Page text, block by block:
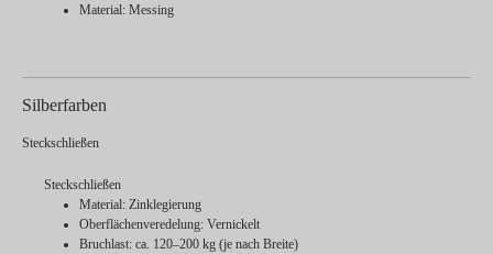
Material: Messing
Silberfarben
Steckschließen
Steckschließen
Material: Zinklegierung
Oberflächenveredelung: Vernickelt
Bruchlast: ca. 120–200 kg (je nach Breite)